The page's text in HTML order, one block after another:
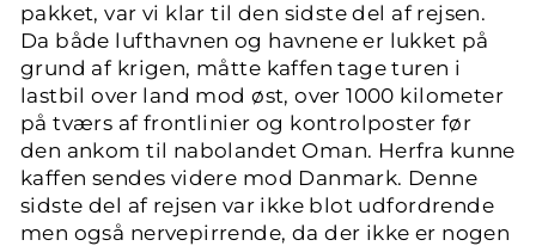
pakket, var vi klar til den sidste del af rejsen.
Da både lufthavnen og havnene er lukket på
grund af krigen, måtte kaffen tage turen i
lastbil over land mod øst, over 1000 kilometer
på tværs af frontlinier og kontrolposter før
den ankom til nabolandet Oman. Herfra kunne
kaffen sendes videre mod Danmark. Denne
sidste del af rejsen var ikke blot udfordrende
men også nervepirrende, da der ikke er nogen